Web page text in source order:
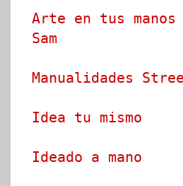
Arte en tus
Sam
Manualidades
Idea tu mismo
Ideado a mano